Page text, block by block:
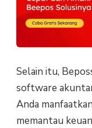
Selain itu,
software
Anda
memantau